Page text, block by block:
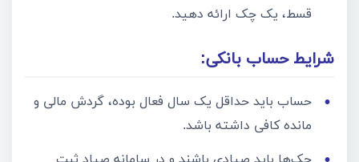
قسط، یک چک ارائه دهید.
شرایط حساب بانکی:
حساب باید حداقل یک سال فعال بوده، گردش مالی و
مانده کافی داشته باشد.